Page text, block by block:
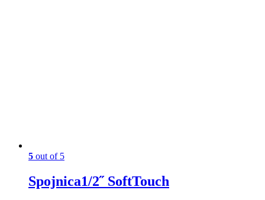
5 out of 5
Spojnica1/2˝ SoftTouch